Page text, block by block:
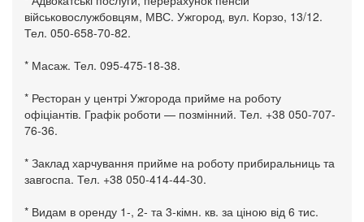
військовослужбовцям, МВС. Ужгород, вул. Корзо, 13/12.
Тел. 050-658-70-82.
* Масаж. Тел. 095-475-18-38.
* Ресторан у центрі Ужгорода прийме на роботу
офіціантів. Графік роботи — позмінний. Тел. +38 050-707-
76-36.
* Заклад харчування прийме на роботу прибиральниць та
завгоспа. Тел. +38 050-414-44-30.
* Видам в оренду 1-, 2- та 3-кімн. кв. за ціною від 6 тис.